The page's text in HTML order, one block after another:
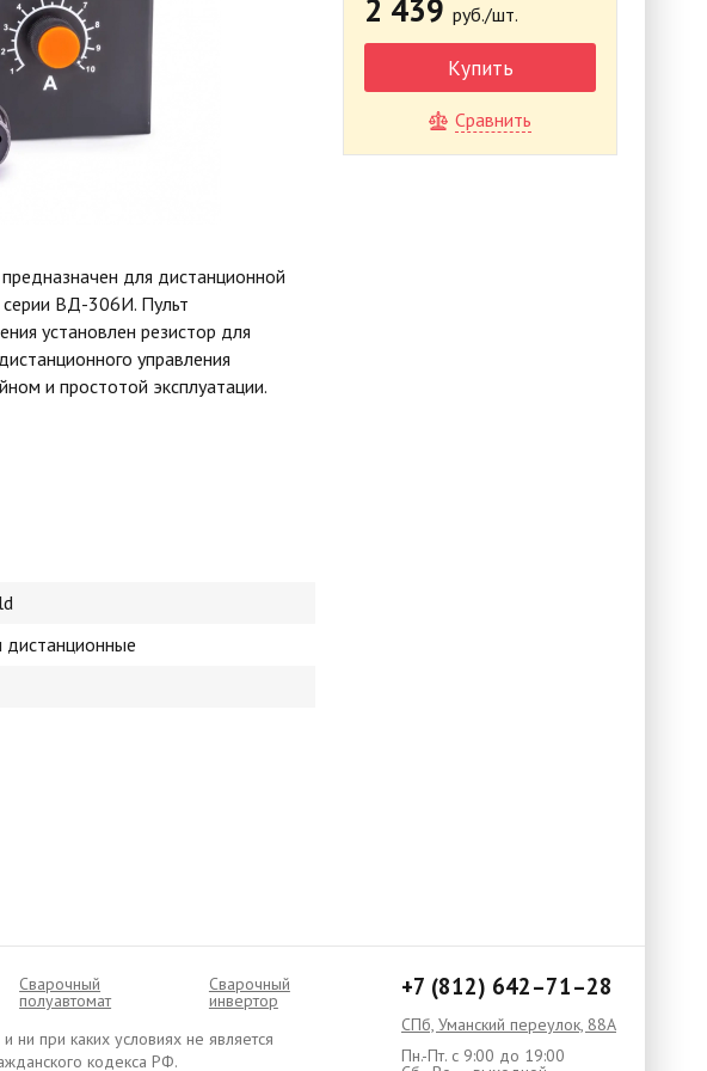
предназначен для дистанционной
серии ВД-306И. Пульт
установлен резистор для
управления
и простотой эксплуатации.
дистанционные
2 439 руб./шт.
Купить
Сравнить
Cварочный
полуавтомат
Сварочный
инвертор
ни при каких условиях не является
кодекса РФ.
+7 (812) 642–71–28
СПб, Уманский переулок, 88А
Пн.-Пт. с 9:00 до 19:00